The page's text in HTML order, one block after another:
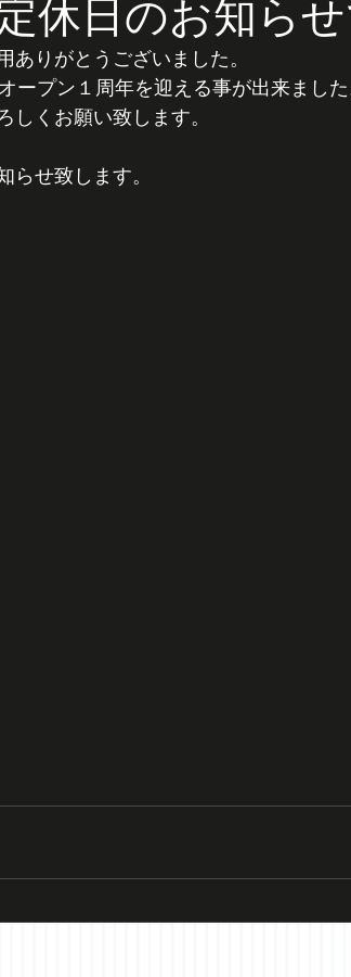
休日のお知ら
ありがとうございました。
ープン１周年を迎える事が出来ました
しくお願い致します。
らせ致します。